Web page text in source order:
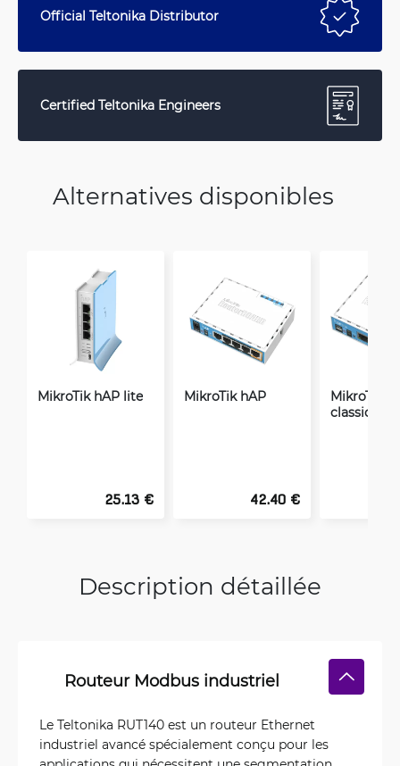
Official Teltonika Distributor
Certified Teltonika Engineers
Alternatives disponibles
MikroTik hAP lite
25.13 €
MikroTik hAP
42.40 €
MikroTik
classic
Description détaillée
Routeur Modbus industriel
Le Teltonika RUT140 est un routeur Ethernet
industriel avancé spécialement conçu pour les